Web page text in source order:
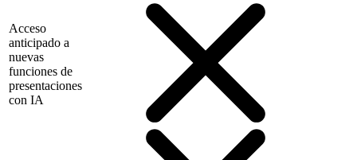
Acceso
anticipado a
nuevas
funciones de
presentaciones
con IA